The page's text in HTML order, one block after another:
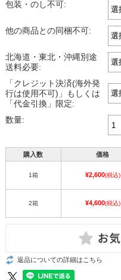
包装・のし不可:
他の商品との同梱不可:
北海道・東北・沖縄別途
送料必要:
「クレジット決済(海外発
行は使用不可)」もしくは
「代金引換」限定:
数量:
購入数 価格
1箱 ¥2,600(税込)
2箱 ¥4,600(税込)
返品についての詳細はこちら